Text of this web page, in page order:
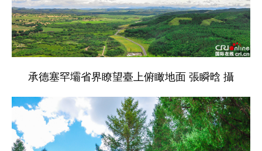
承德塞罕壩省界瞭望臺上俯瞰地面 張瞬晗 攝